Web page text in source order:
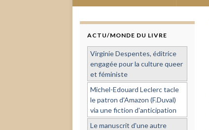
ACTU/MONDE DU LIVRE
Virginie Despentes, éditrice
engagée pour la culture queer
et féministe
Michel-Edouard Leclerc tacle
le patron d'Amazon (F.Duval)
via une fiction d'anticipation
Le manuscrit d'une autre